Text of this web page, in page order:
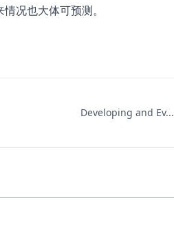
况也大体可预测。
Developing and Ev...